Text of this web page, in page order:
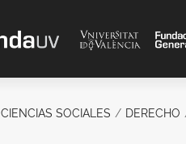
CIENCIAS SOCIALES DERECHO